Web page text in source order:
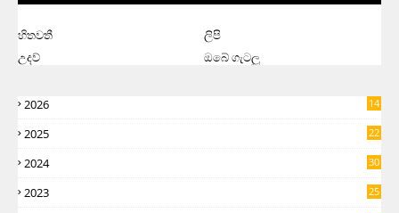
හිතවතී
ලිපි
උදව්
ඔබේ ගැටලු
2026 14
2025 22
2024 30
2023 25